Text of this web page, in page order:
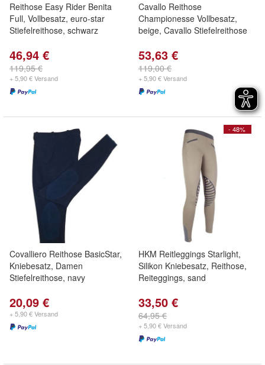
Reithose Easy Rider Benita
Full, Vollbesatz, euro-star
Stiefelreithose, schwarz
46,94 €
119,95 €
+ 5,90 € Versand
Cavallo Reithose
Championesse Vollbesatz,
beige, Cavallo Stiefelreithose
53,63 €
119,00 €
+ 5,90 € Versand
Covalliero Reithose BasicStar,
Kniebesatz, Damen
Stiefelreithose, navy
20,09 €
+ 5,90 € Versand
- 48%
HKM Reitleggings Starlight,
Silikon Kniebesatz, Reithose,
Reiteggings, sand
33,50 €
64,95 €
+ 5,90 € Versand